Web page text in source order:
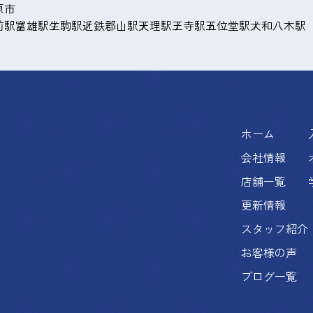
市
駅富雄駅生駒駅近鉄郡山駅天理駅王寺駅五位堂駅大和八木駅
ホーム
会社情報
店舗一覧
更新情報
スタッフ紹介
お客様の声
ブログ一覧